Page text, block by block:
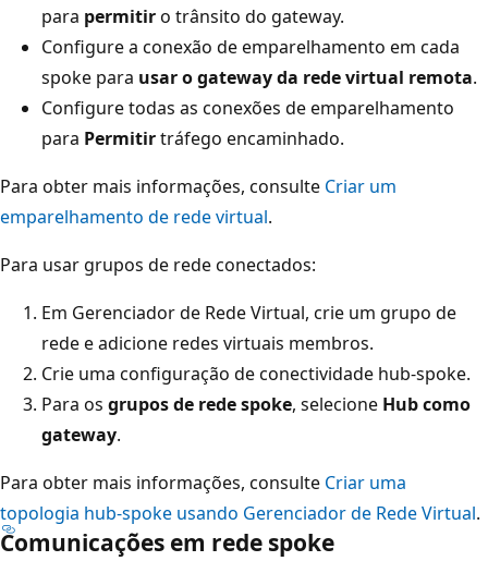
e
x
b
r
e
i
para permitiro trânsito do gateway.
Configure a conexão de emparelhamento em cada
spoke para usar o gateway da rede virtual remota.
Configure todas as conexões de emparelhamento
para Permitirtráfego encaminhado.
Para obter mais informações, consulte Criar um
emparelhamento de rede virtual.
Para usar grupos de rede conectados:
Em Gerenciador de Rede Virtual, crie um grupo de
rede e adicione redes virtuais membros.
Crie uma configuração de conectividade hub-spoke.
Para os grupos de rede spoke, selecione Hub como
gateway.
Para obter mais informações, consulte Criar uma
topologia hub-spoke usando Gerenciador de Rede Virtual.
Comunicações em rede spoke